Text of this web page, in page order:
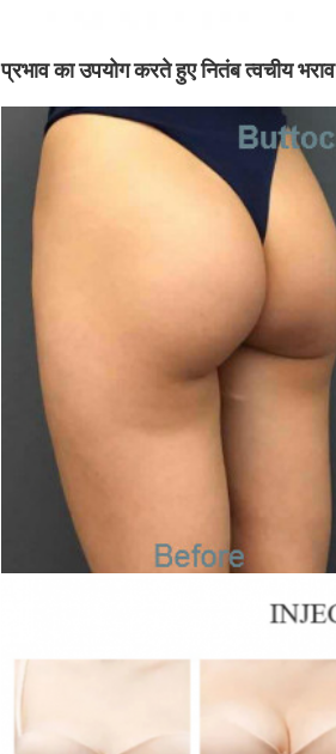
प्रभाव का उपयोग करते हुए नितंब त्वचीय भराव